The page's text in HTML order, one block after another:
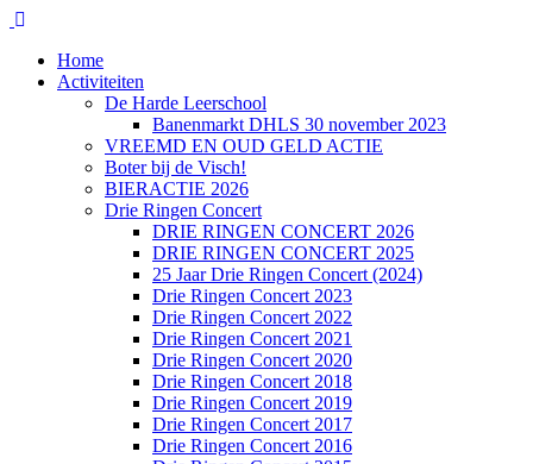
Home
Activiteiten
De Harde Leerschool
Banenmarkt DHLS 30 november 2023
VREEMD EN OUD GELD ACTIE
Boter bij de Visch!
BIERACTIE 2026
Drie Ringen Concert
DRIE RINGEN CONCERT 2026
DRIE RINGEN CONCERT 2025
25 Jaar Drie Ringen Concert (2024)
Drie Ringen Concert 2023
Drie Ringen Concert 2022
Drie Ringen Concert 2021
Drie Ringen Concert 2020
Drie Ringen Concert 2018
Drie Ringen Concert 2019
Drie Ringen Concert 2017
Drie Ringen Concert 2016